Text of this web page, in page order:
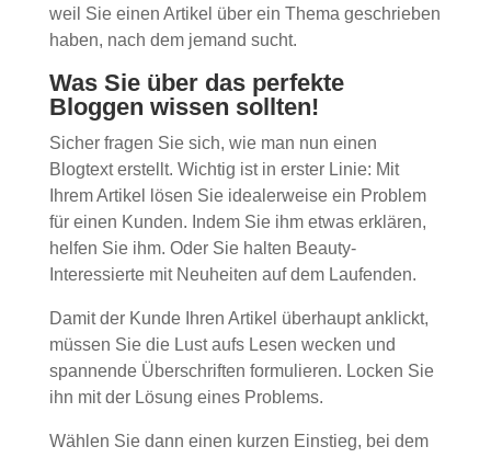
weil Sie einen Artikel über ein Thema geschrieben
haben, nach dem jemand sucht.
Was Sie über das perfekte
Bloggen wissen sollten!
Sicher fragen Sie sich, wie man nun einen
Blogtext erstellt. Wichtig ist in erster Linie: Mit
Ihrem Artikel lösen Sie idealerweise ein Problem
für einen Kunden. Indem Sie ihm etwas erklären,
helfen Sie ihm. Oder Sie halten Beauty-
Interessierte mit Neuheiten auf dem Laufenden.
Damit der Kunde Ihren Artikel überhaupt anklickt,
müssen Sie die Lust aufs Lesen wecken und
spannende Überschriften formulieren. Locken Sie
ihn mit der Lösung eines Problems.
Wählen Sie dann einen kurzen Einstieg, bei dem